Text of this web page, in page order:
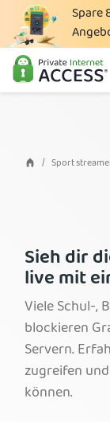
Spare
Was ist ein VPN
Warum PIA?
VPN-Vorteile
Blog
Support
Anmelden
Sport
Sieh dir
live mit
Viele Schul-,
blockieren
Servern.
zugreifen
können.